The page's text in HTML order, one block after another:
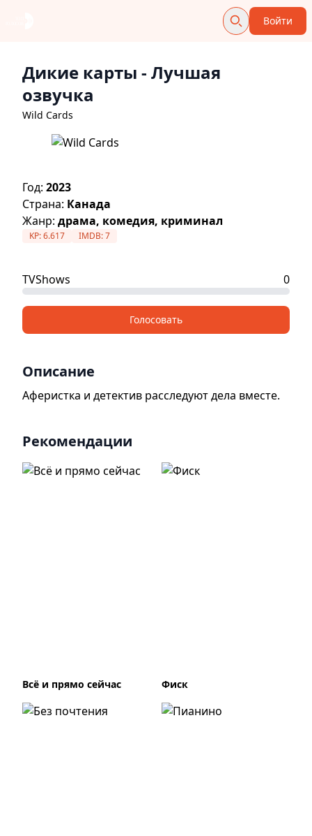
Войти
Дикие карты - Лучшая
озвучка
Wild Cards
Год: 2023
Страна: Канада
Жанр: драма, комедия, криминал
KP:6.617 IMDB:7
TVShows 0
Голосовать
Описание
Аферистка и детектив расследуют дела вместе.
Рекомендации
Всё и прямо сейчас Фиск